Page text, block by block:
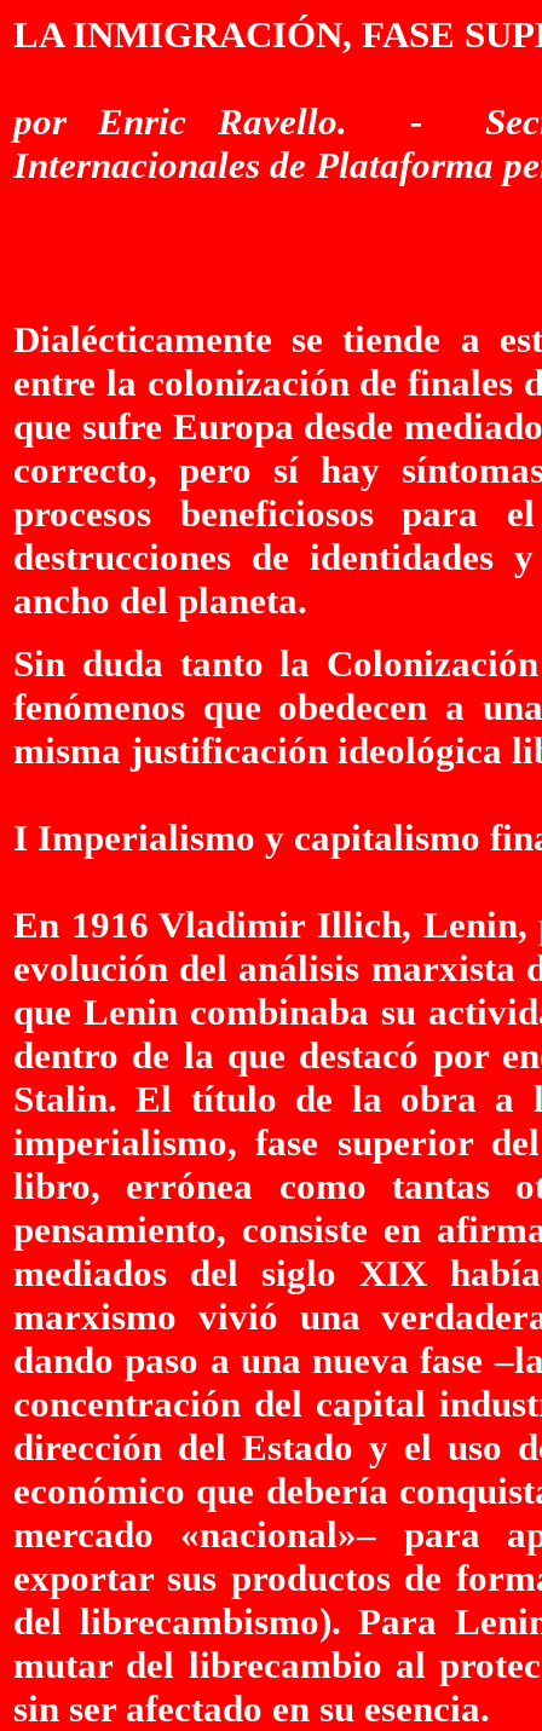
LA INMIGRACIÓN, FASE
por Enric Ravello. -
Internacionales de Plataforma
Dialécticamente se tiende a
entre la colonización de finales
que sufre Europa desde
correcto, pero sí hay
procesos beneficiosos para
destrucciones de
ancho del planeta.
Sin duda tanto la
fenómenos que obedecen a
misma justificación ideológica
I Imperialismo y capitalismo
En 1916 Vladimir Illich, Lenin,
evolución del análisis marxista
que Lenin combinaba su
dentro de la que destacó por
Stalin. El título de la obra a
imperialismo, fase superior
libro, errónea como tantas
pensamiento, consiste en
mediados del siglo XIX
marxismo vivió una
dando paso a una nueva fase
concentración del capital
dirección del Estado y el uso
económico que debería
mercado «nacional»– para
exportar sus productos de
del librecambismo). Para
mutar del librecambio al
sin ser afectado en su esencia.